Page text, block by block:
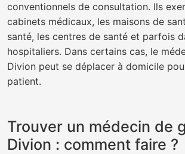
conventionnels de consultation. Ils
cabinets médicaux, les maisons de
santé, les centres de santé et parfois
hospitaliers. Dans certains cas, le
Divion peut se déplacer à domicile
patient.
Trouver un médecin de
Divion : comment faire ?